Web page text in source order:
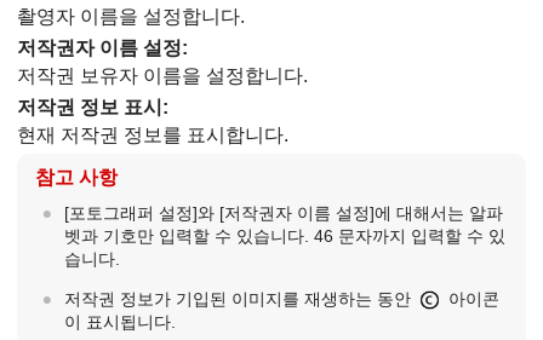
촬영자 이름을 설정합니다.
저작권자 이름 설정:
저작권 보유자 이름을 설정합니다.
저작권 정보 표시:
현재 저작권 정보를 표시합니다.
참고 사항
[포토그래퍼 설정]와 [저작권자 이름 설정]에 대해서는 알파
벳과 기호만 입력할 수 있습니다. 46 문자까지 입력할 수 있
습니다.
저작권 정보가 기입된 이미지를 재생하는 동안
아이콘
이 표시됩니다.